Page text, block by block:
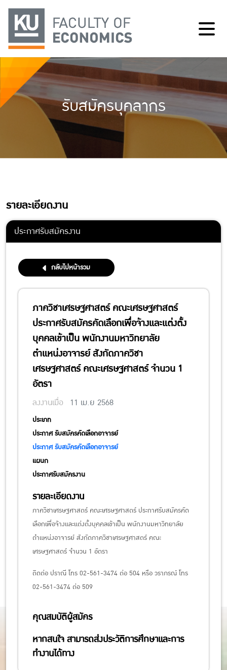
รับสมัครบุคลากร
รายละเอียดงาน
ประกาศรับสมัครงาน
กลับไปหน้ารวม
ภาควิชาเศรษฐศาสตร์ คณะเศรษฐศาสตร์
ประกาศรับสมัครคัดเลือกเพื่อจ้างและแต่งตั้ง
บุคคลเข้าเป็น พนักงานมหาวิทยาลัย
ตำแหน่งอาจารย์ สังกัดภาควิชา
เศรษฐศาสตร์ คณะเศรษฐศาสตร์ จำนวน 1
อัตรา
ลงงานเมื่อ 11 เม.ย 2568
ประเภท
ประกาศ รับสมัครคัดเลือกอาจารย์
ประกาศ รับสมัครคัดเลือกอาจารย์
แผนก
ประกาศรับสมัครงาน
รายละเอียดงาน
ภาควิชาเศรษฐศาสตร์ คณะเศรษฐศาสตร์ ประกาศรับสมัครคัด
เลือกเพื่อจ้างและแต่งตั้งบุคคลเข้าเป็น พนักงานมหาวิทยาลัย
ตำแหน่งอาจารย์ สังกัดภาควิชาเศรษฐศาสตร์ คณะ
เศรษฐศาสตร์ จำนวน 1 อัตรา
ติดต่อ ปราณี โทร 02-561-3474 ต่อ 504 หรือ วราภรณ์ โทร
02-561-3474 ต่อ 509
คุณสมบัติผู้สมัคร
หากสนใจ สามารถส่งประวัติการศึกษาและการ
ทำงานได้ทาง